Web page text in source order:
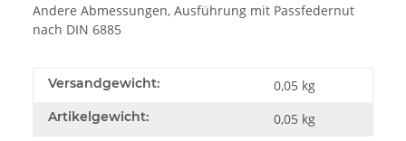
Andere Abmessungen, Ausführung mit Passfedernut
nach DIN 6885
Versandgewicht: 0,05 kg
Artikelgewicht: 0,05 kg